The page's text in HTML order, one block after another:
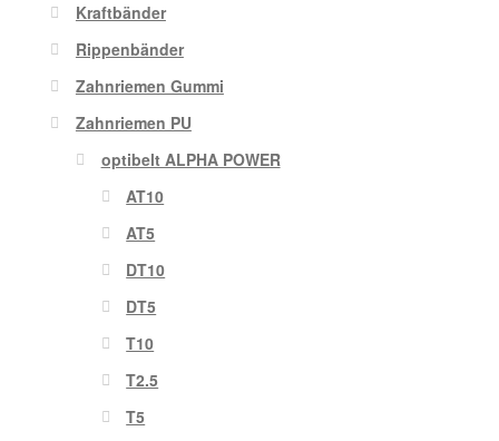
Kraftbänder
Rippenbänder
Zahnriemen Gummi
Zahnriemen PU
optibelt ALPHA POWER
AT10
AT5
DT10
DT5
T10
T2.5
T5